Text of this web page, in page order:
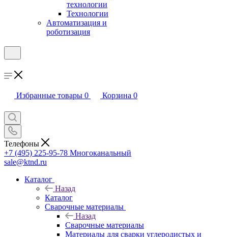
технологии
Технологии
Автоматизация и
роботизация
Избранные товары 0 Корзина 0
Телефоны
+7 (495) 225-95-78 Многоканальный
sale@ktnd.ru
Каталог
Назад
Каталог
Сварочные материалы
Назад
Сварочные материалы
Материалы для сварки углеродистых и